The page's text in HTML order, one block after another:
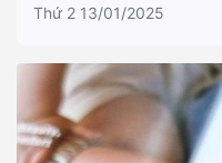
Thứ 2 13/01/2025